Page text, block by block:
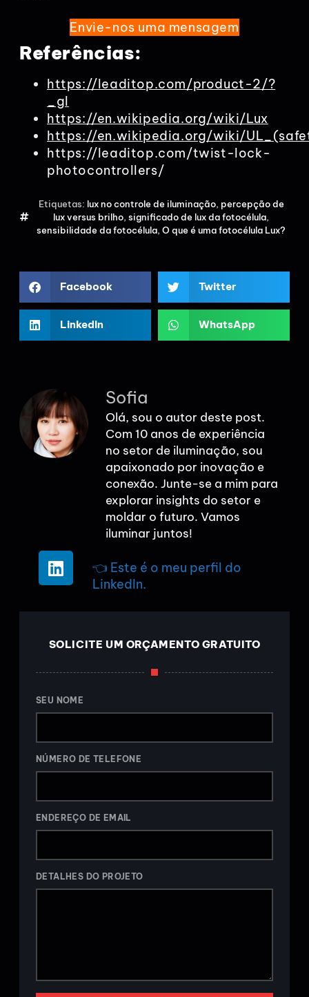
Envie-nos uma mensagem
Referências:
https://leaditop.com/product-2/?
_gl
https://en.wikipedia.org/wiki/Lux
https://en.wikipedia.org/wiki/
https://leaditop.com/twist-lock-
photocontrollers/
Etiquetas: lux no controle de iluminação, percepção de
lux versus brilho, significado de lux da fotocélula,
sensibilidade da fotocélula, O que é uma fotocélula Lux?
Facebook Twitter
LinkedIn WhatsApp
Sofia
Olá, sou o autor deste post.
Com 10 anos de experiência
no setor de iluminação, sou
apaixonado por inovação e
conexão. Junte-se a mim para
explorar insights do setor e
moldar o futuro. Vamos
iluminar juntos!
👈 Este é o meu perfil do
LinkedIn.
SOLICITE UM ORÇAMENTO GRATUITO
SEU NOME
NÚMERO DE TELEFONE
ENDEREÇO DE EMAIL
DETALHES DO PROJETO